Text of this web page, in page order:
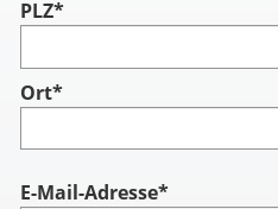
PLZ*
Ort*
Account
E-Mail-Adresse*